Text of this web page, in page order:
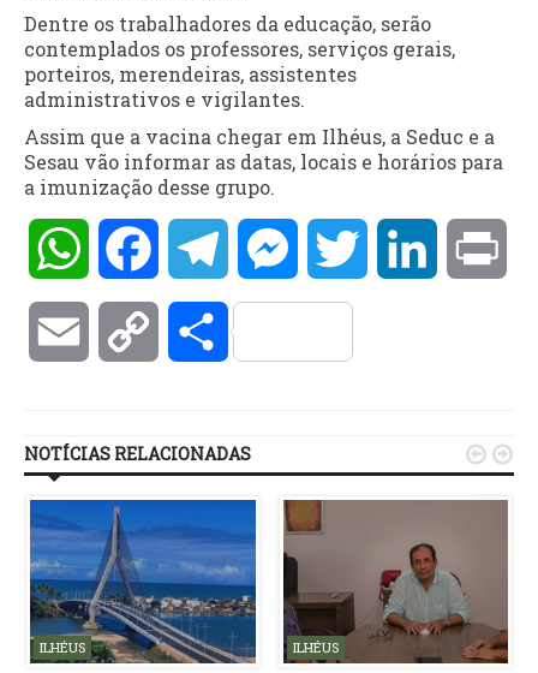
Dentre os trabalhadores da educação, serão
contemplados os professores, serviços gerais,
porteiros, merendeiras, assistentes
administrativos e vigilantes.
Assim que a vacina chegar em Ilhéus, a Seduc e a
Sesau vão informar as datas, locais e horários para
a imunização desse grupo.
WhatsAppFacebookTelegramMessengerTwitter LinkedIn
Email Copy Compartilhar
NOTÍCIAS RELACIONADAS
ILHÉUS ILHÉUS
 